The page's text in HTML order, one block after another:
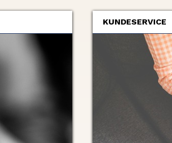
KUNDESERVICE